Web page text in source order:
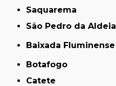
Saquarema
São Pedro da Aldeia
Baixada Fluminense
Botafogo
Catete